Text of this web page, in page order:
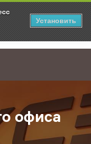
Установить
нового офиса КСЭ
офиса